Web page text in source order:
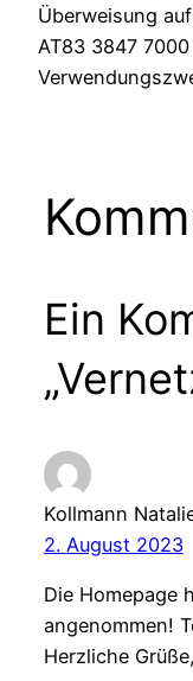
Überweisung
AT83 3847
Ein
Kollmann
2. August 2023
Die Homepage
angenommen!
Herzliche